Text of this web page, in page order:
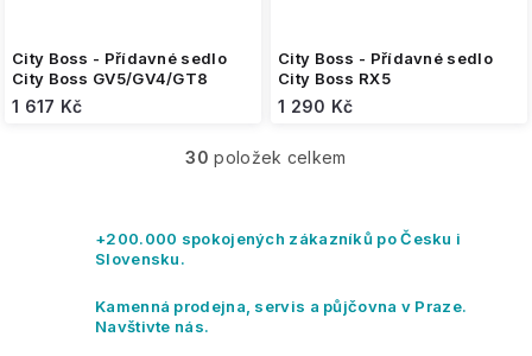
City Boss - Přídavné sedlo
City Boss GV5/GV4/GT8
1 617 Kč
City Boss - Přídavné sedlo
City Boss RX5
1 290 Kč
O
á
c
30 položek celkem
+200.000 spokojených zákazníků po Česku i
Slovensku.
Kamenná prodejna, servis a půjčovna v Praze.
Navštivte nás.